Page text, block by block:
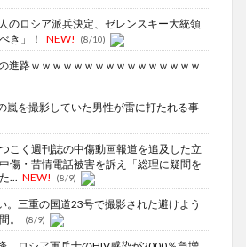
のロシア派兵決定、ゼレンスキー大統領
き」！
NEW! (8/10)
進路ｗｗｗｗｗｗｗｗｗｗｗｗｗｗｗｗ
嵐を撮影していた男性が雷に打たれる事
つこく週刊誌の中傷動画報道を追及した立
傷・苦情電話被害を訴え「総理に疑問を
...
NEW! (8/9)
。三重の国道23号で撮影された避けよう
。
(8/9)